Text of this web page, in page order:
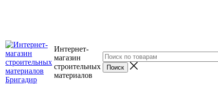
Интернет-
магазин
строительных
материалов